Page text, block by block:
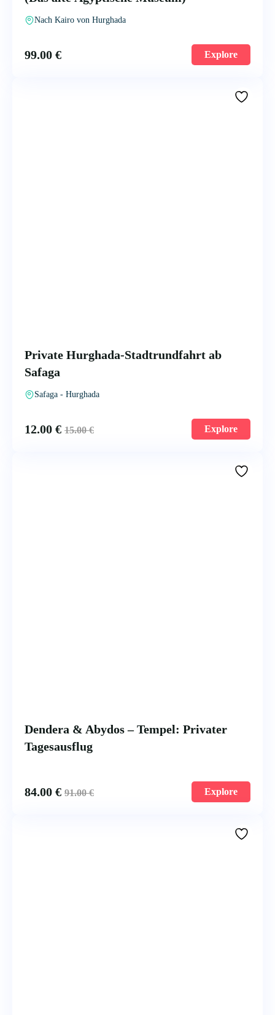
Nach Kairo von Hurghada
99.00 € Explore
Private Hurghada-Stadtrundfahrt ab
Safaga
Safaga - Hurghada
12.00 € 15.00€ Explore
Dendera & Abydos – Tempel: Privater
Tagesausflug
84.00 € 91.00€ Explore